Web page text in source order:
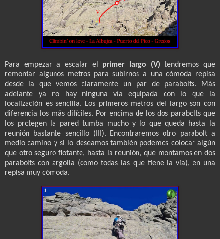
Para empezar a escalar el primer largo (V) tendremos que
remontar algunos metros para subirnos a una cómoda repisa
desde la que vemos claramente un par de parabolts. Más
adelante ya no hay ninguna vía equipada con lo que la
localización es sencilla. Los primeros metros del largo son con
diferencia los más difíciles. Por encima de los dos parabolts que
los protegen la pared tumba mucho y lo que queda hasta la
reunión bastante sencillo (III). Encontraremos otro parabolt a
medio camino y si lo deseamos también podemos colocar algún
que otro seguro flotante, hasta la reunión, que montamos en dos
parabolts con argolla (como todas las que tiene la vía), en una
repisa muy cómoda.